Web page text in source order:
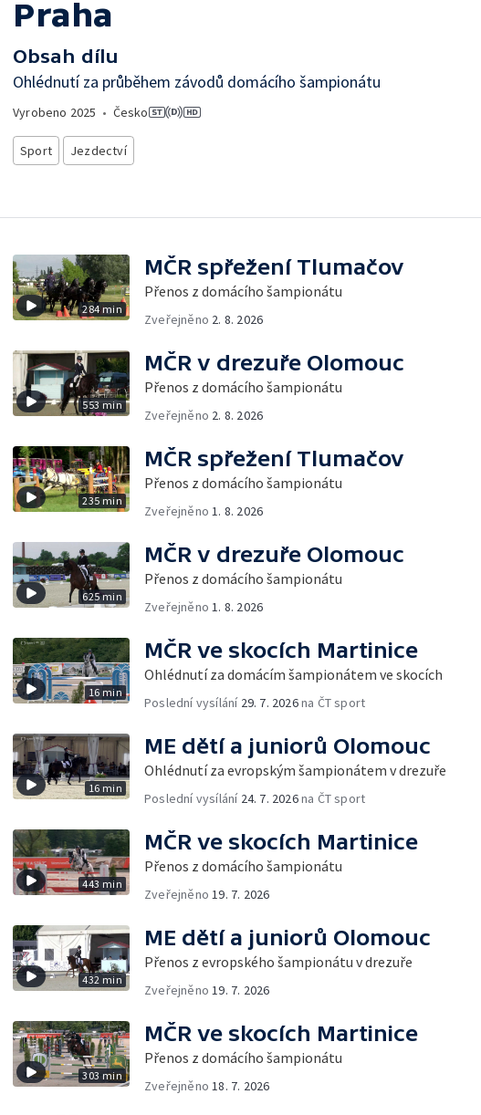
Praha
Obsah dílu
Ohlédnutí za průběhem závodů domácího šampionátu
Vyrobeno 2025 • Česko
Sport Jezdectví
284 min
MČR spřežení Tlumačov
Přenos z domácího šampionátu
Zveřejněno 2. 8. 2026
553 min
MČR v drezuře Olomouc
Přenos z domácího šampionátu
Zveřejněno 2. 8. 2026
235 min
MČR spřežení Tlumačov
Přenos z domácího šampionátu
Zveřejněno 1. 8. 2026
625 min
MČR v drezuře Olomouc
Přenos z domácího šampionátu
Zveřejněno 1. 8. 2026
16 min
MČR ve skocích Martinice
Ohlédnutí za domácím šampionátem ve skocích
Poslední vysílání 29. 7. 2026na ČT sport
16 min
ME dětí a juniorů Olomouc
Ohlédnutí za evropským šampionátem v drezuře
Poslední vysílání 24. 7. 2026na ČT sport
443 min
MČR ve skocích Martinice
Přenos z domácího šampionátu
Zveřejněno 19. 7. 2026
432 min
ME dětí a juniorů Olomouc
Přenos z evropského šampionátu v drezuře
Zveřejněno 19. 7. 2026
303 min
MČR ve skocích Martinice
Přenos z domácího šampionátu
Zveřejněno 18. 7. 2026